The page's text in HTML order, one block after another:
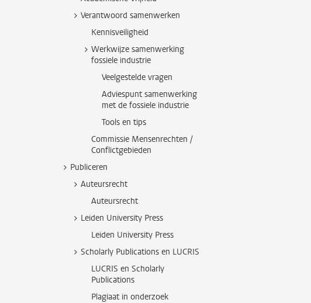
Verantwoord samenwerken
Kennisveiligheid
Werkwijze samenwerking
fossiele industrie
Veelgestelde vragen
Adviespunt samenwerking
met de fossiele industrie
Tools en tips
Commissie Mensenrechten /
Conflictgebieden
Publiceren
Auteursrecht
Auteursrecht
Leiden University Press
Leiden University Press
Scholarly Publications en LUCRIS
LUCRIS en Scholarly
Publications
Plagiaat in onderzoek